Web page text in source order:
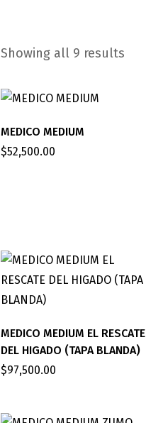
Showing all 9 results
MEDICO MEDIUM
$52,500.00
MEDICO MEDIUM EL RESCATE
DEL HIGADO (TAPA BLANDA)
$97,500.00